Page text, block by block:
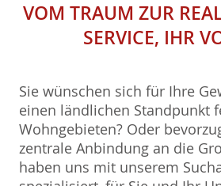
VOM TRAUM ZUR
SERVICE, IHR
Sie wünschen sich für Ihre
einen ländlichen Standpunkt
Wohngebieten? Oder
zentrale Anbindung an die
haben uns mit unserem